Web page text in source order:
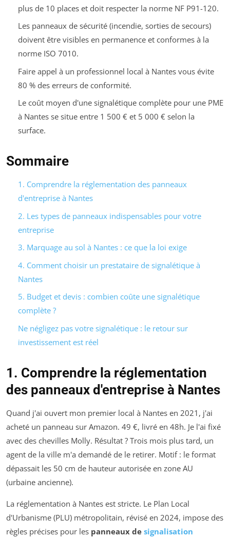
plus de 10 places et doit respecter la norme NF P91-120.
Les panneaux de sécurité (incendie, sorties de secours)
doivent être visibles en permanence et conformes à la
norme ISO 7010.
Faire appel à un professionnel local à Nantes vous évite
80 % des erreurs de conformité.
Le coût moyen d'une signalétique complète pour une PME
à Nantes se situe entre 1 500 € et 5 000 € selon la
surface.
Sommaire
1. Comprendre la réglementation des panneaux
d'entreprise à Nantes
2. Les types de panneaux indispensables pour votre
entreprise
3. Marquage au sol à Nantes : ce que la loi exige
4. Comment choisir un prestataire de signalétique à
Nantes
5. Budget et devis : combien coûte une signalétique
complète ?
Ne négligez pas votre signalétique : le retour sur
investissement est réel
1. Comprendre la réglementation
des panneaux d'entreprise à Nantes
Quand j'ai ouvert mon premier local à Nantes en 2021, j'ai
acheté un panneau sur Amazon. 49 €, livré en 48h. Je l'ai fixé
avec des chevilles Molly. Résultat ? Trois mois plus tard, un
agent de la ville m'a demandé de le retirer. Motif : le format
dépassait les 50 cm de hauteur autorisée en zone AU
(urbaine ancienne).
La réglementation à Nantes est stricte. Le Plan Local
d'Urbanisme (PLU) métropolitain, révisé en 2024, impose des
règles précises pour les panneaux de signalisation